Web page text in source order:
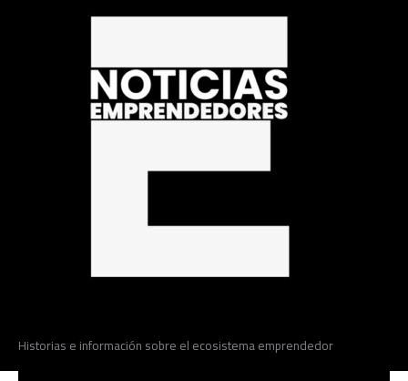
Historias e información sobre el ecosistema emprendedor